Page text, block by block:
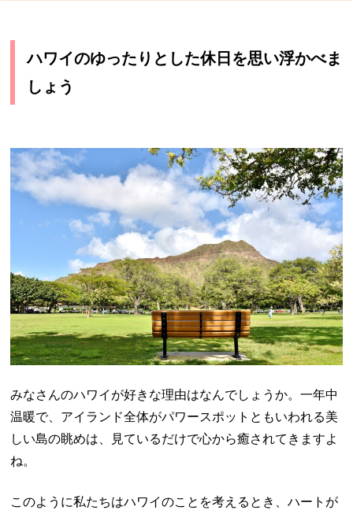
ハワイのゆったりとした休日を思い浮かべま
しょう
みなさんのハワイが好きな理由はなんでしょうか。一年中
温暖で、アイランド全体がパワースポットともいわれる美
しい島の眺めは、見ているだけで心から癒されてきますよ
ね。
このように私たちはハワイのことを考えるとき、ハートが